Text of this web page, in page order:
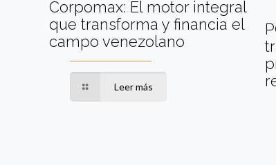
Corpomax: El motor integral
que transforma y financia el
campo venezolano
Leer más